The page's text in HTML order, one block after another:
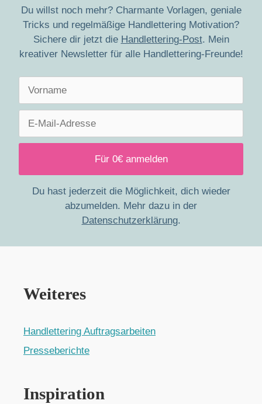
Du willst noch mehr? Charmante Vorlagen, geniale
Tricks und regelmäßige Handlettering Motivation?
Sichere dir jetzt die Handlettering-Post. Mein
kreativer Newsletter für alle Handlettering-Freunde!
Du hast jederzeit die Möglichkeit, dich wieder
abzumelden. Mehr dazu in der
Datenschutzerklärung.
Weiteres
Handlettering Auftragsarbeiten
Presseberichte
Inspiration